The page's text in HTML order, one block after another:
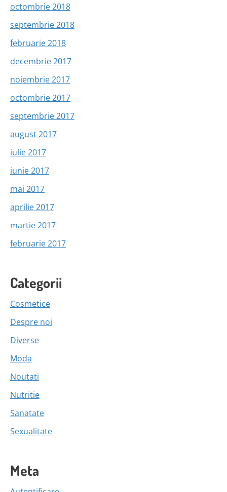
octombrie 2018
septembrie 2018
februarie 2018
decembrie 2017
noiembrie 2017
octombrie 2017
septembrie 2017
august 2017
iulie 2017
iunie 2017
mai 2017
aprilie 2017
martie 2017
februarie 2017
Categorii
Cosmetice
Despre noi
Diverse
Moda
Noutati
Nutritie
Sanatate
Sexualitate
Meta